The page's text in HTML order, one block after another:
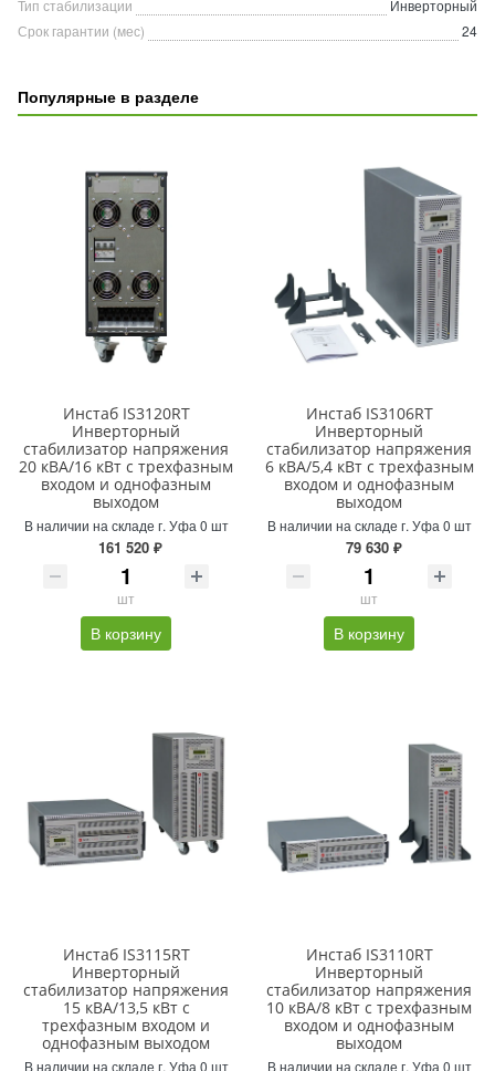
Тип стабилизации
Инверторный
Срок гарантии (мес)
24
Популярные в разделе
Инстаб IS3120RT
Инверторный
стабилизатор напряжения
20 кВА/16 кВт с трехфазным
входом и однофазным
выходом
В наличии на складе г. Уфа 0 шт
161 520 ₽
шт
В корзину
Инстаб IS3106RT
Инверторный
стабилизатор напряжения
6 кВА/5,4 кВт с трехфазным
входом и однофазным
выходом
В наличии на складе г. Уфа 0 шт
79 630 ₽
шт
В корзину
Инстаб IS3115RT
Инверторный
стабилизатор напряжения
15 кВА/13,5 кВт с
трехфазным входом и
однофазным выходом
В наличии на складе г. Уфа 0 шт
Инстаб IS3110RT
Инверторный
стабилизатор напряжения
10 кВА/8 кВт с трехфазным
входом и однофазным
выходом
В наличии на складе г. Уфа 0 шт